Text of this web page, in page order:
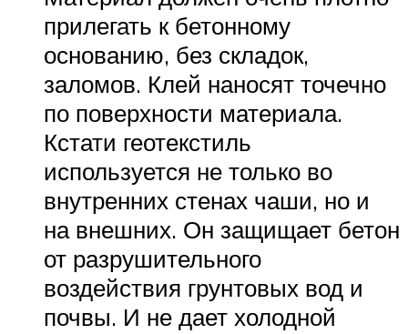
прилегать к бетонному
основанию, без складок,
заломов. Клей наносят точечно
по поверхности материала.
Кстати геотекстиль
используется не только во
внутренних стенах чаши, но и
на внешних. Он защищает бетон
от разрушительного
воздействия грунтовых вод и
почвы. И не дает холодной